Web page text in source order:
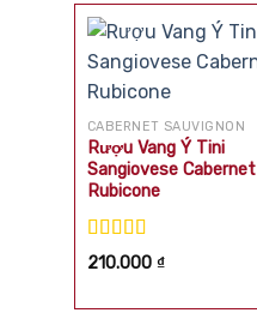
CABERNET SAUVIGNON
Rượu Vang Ý Tini
Sangiovese Cabernet
Rubicone
Được xếp
hạng 5.00
210.000 ₫